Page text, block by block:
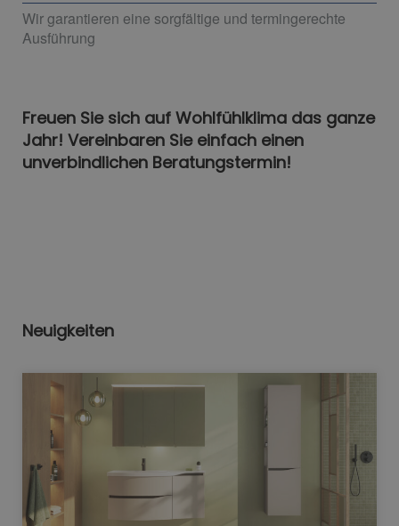
Wir garantieren eine sorgfältige und termingerechte
Ausführung
Freuen Sie sich auf Wohlfühlklima das ganze
Jahr! Vereinbaren Sie einfach einen
unverbindlichen Beratungstermin!
Neuigkeiten